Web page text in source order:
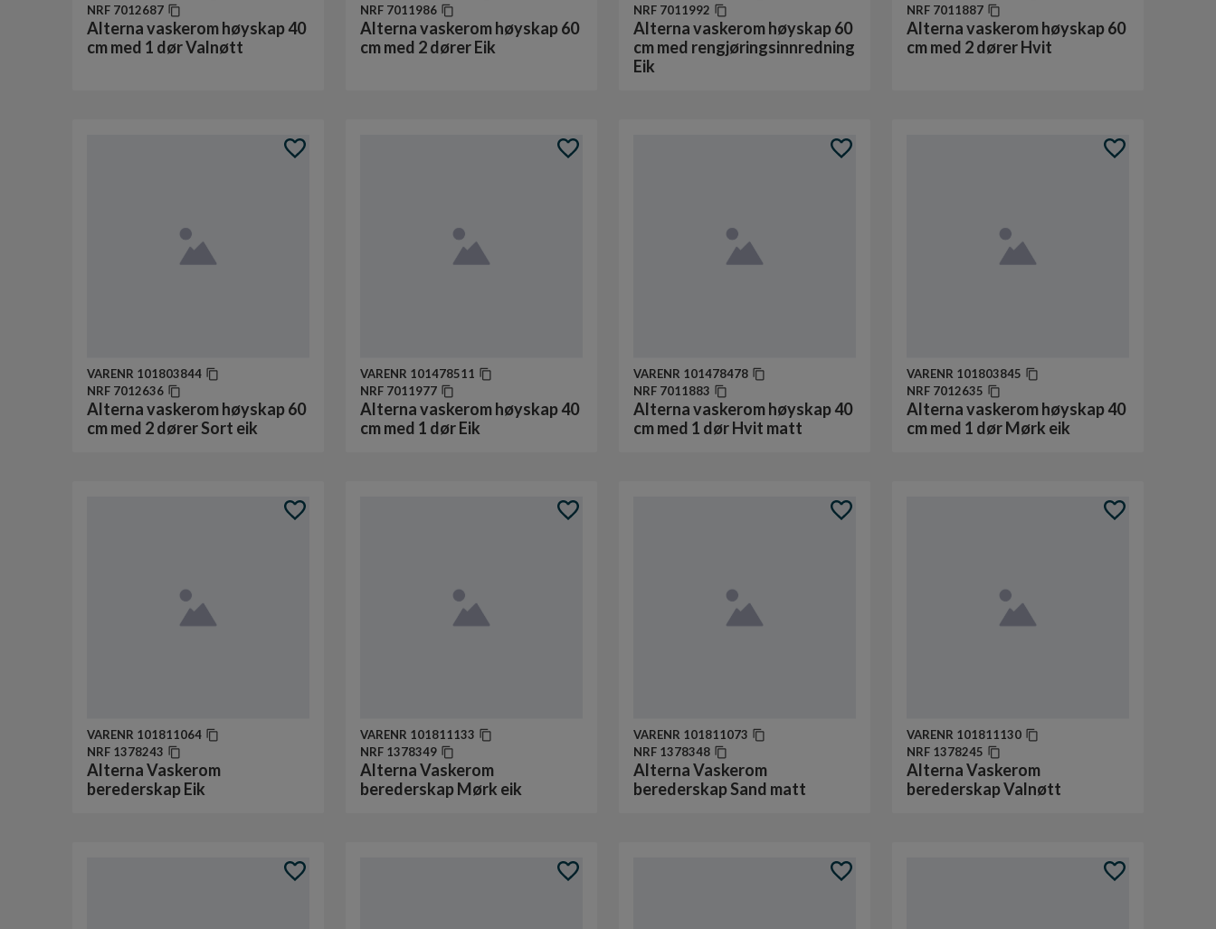
NRF 7012687
Alterna vaskerom høyskap 40
cm med 1 dør Valnøtt
NRF 7011986
Alterna vaskerom høyskap 60
cm med 2 dører Eik
NRF 7011992
Alterna vaskerom høyskap 60
cm med rengjøringsinnredning
Eik
NRF 7011887
Alterna vaskerom høyskap 60
cm med 2 dører Hvit
VARENR 101803844
NRF 7012636
Alterna vaskerom høyskap 60
cm med 2 dører Sort eik
VARENR 101478511
NRF 7011977
Alterna vaskerom høyskap 40
cm med 1 dør Eik
VARENR 101478478
NRF 7011883
Alterna vaskerom høyskap 40
cm med 1 dør Hvit matt
VARENR 101803845
NRF 7012635
Alterna vaskerom høyskap 40
cm med 1 dør Mørk eik
VARENR 101811064
NRF 1378243
Alterna Vaskerom
berederskap Eik
VARENR 101811133
NRF 1378349
Alterna Vaskerom
berederskap Mørk eik
VARENR 101811073
NRF 1378348
Alterna Vaskerom
berederskap Sand matt
VARENR 101811130
NRF 1378245
Alterna Vaskerom
berederskap Valnøtt